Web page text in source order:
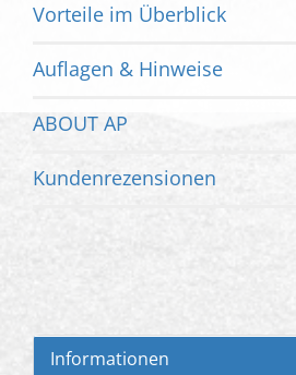
Vorteile im Überblick
Auflagen & Hinweise
ABOUT AP
Kundenrezensionen
Informationen